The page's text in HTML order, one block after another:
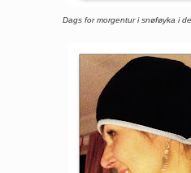
Dags for morgentur i snøføyka i